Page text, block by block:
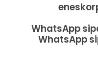
WhatsApp
WhatsApp